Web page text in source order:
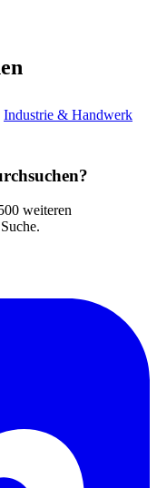
Industrie & Handwerk
weiteren